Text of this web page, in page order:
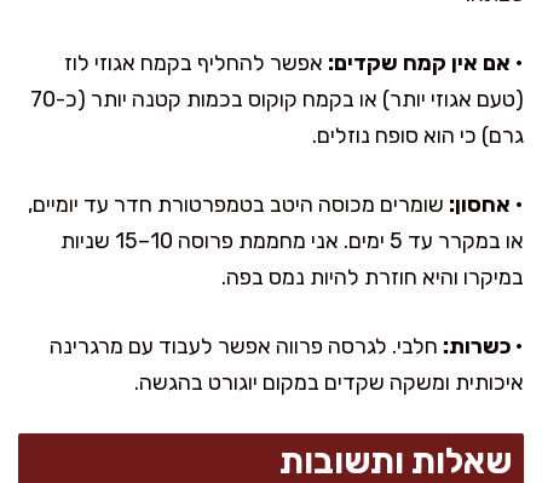
• אם אין קמח שקדים: אפשר להחליף בקמח אגוזי לוז
(טעם אגוזי יותר) או בקמח קוקוס בכמות קטנה יותר (כ-70
גרם) כי הוא סופח נוזלים.
• אחסון: שומרים מכוסה היטב בטמפרטורת חדר עד יומיים,
או במקרר עד 5 ימים. אני מחממת פרוסה 10–15 שניות
במיקרו והיא חוזרת להיות נמס בפה.
• כשרות: חלבי. לגרסה פרווה אפשר לעבוד עם מרגרינה
איכותית ומשקה שקדים במקום יוגורט בהגשה.
שאלות ותשובות